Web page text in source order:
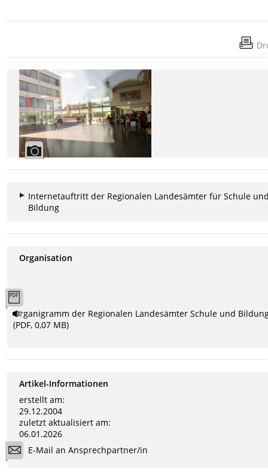
Internetauftritt der Regionalen Landesämter für Schule
Bildung
Organisation
Organigramm der Regionalen Landesämter Schule und
(PDF, 0,07 MB)
Artikel-Informationen
erstellt am:
29.12.2004
zuletzt aktualisiert am:
06.01.2026
E-Mail an Ansprechpartner/in